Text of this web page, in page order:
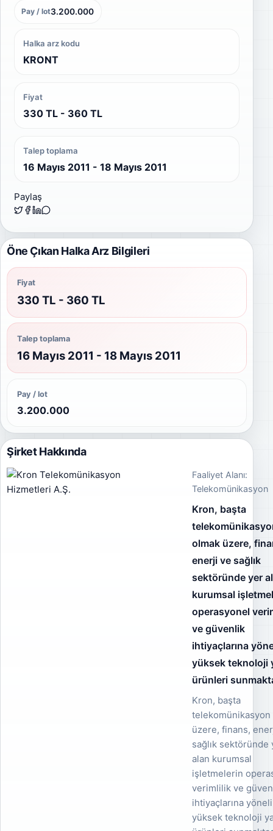
Pay / lot3.200.000
Halka arz kodu
KRONT
Fiyat
330 TL - 360 TL
Talep toplama
16 Mayıs 2011 - 18 Mayıs 2011
Paylaş
Öne Çıkan Halka Arz Bilgileri
Fiyat
330 TL - 360 TL
Talep toplama
16 Mayıs 2011 - 18 Mayıs 2011
Pay / lot
3.200.000
Şirket Hakkında
Faaliyet Alanı:
Telekomünikasyon
Kron, başta
olmak üzere,
enerji ve sağlık
sektöründe yer
kurumsal
operasyonel
ve güvenlik
ihtiyaçlarına
yüksek teknoloji
ürünleri
Kron, başta
telekomünikasyon
üzere, finans,
sağlık sektöründe
alan kurumsal
işletmelerin
verimlilik ve
ihtiyaçlarına
yüksek teknoloji